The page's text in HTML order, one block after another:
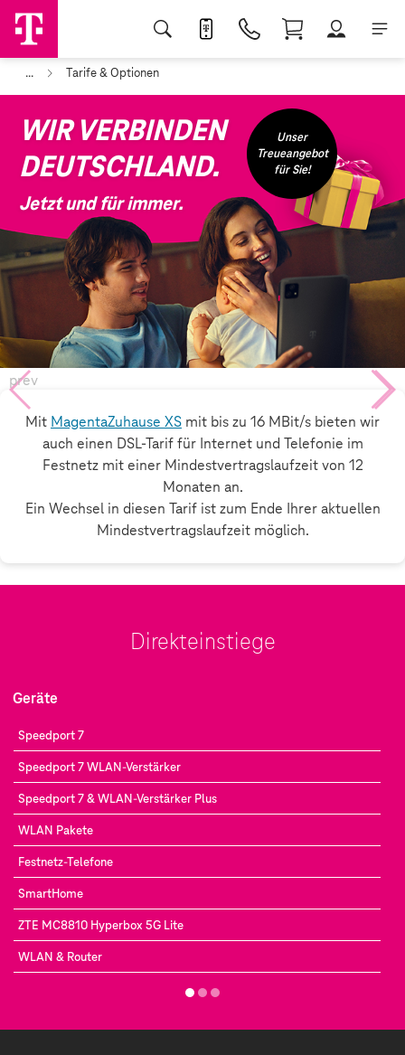
... Tarife & Optionen
WIR VERBINDEN
DEUTSCHLAND.
Jetzt und für immer.
Unser
Treueangebot
für Sie!
Mit MagentaZuhause XS mit bis zu 16 MBit/s bieten wir
auch einen DSL-Tarif für Internet und Telefonie im
Festnetz mit einer Mindestvertragslaufzeit von 12
Monaten an.
Ein Wechsel in diesen Tarif ist zum Ende Ihrer aktuellen
Mindestvertragslaufzeit möglich.
Direkteinstiege
Geräte
Speedport 7
Speedport 7 WLAN-Verstärker
Speedport 7 & WLAN-Verstärker Plus
WLAN Pakete
Festnetz-Telefone
SmartHome
ZTE MC8810 Hyperbox 5G Lite
WLAN & Router